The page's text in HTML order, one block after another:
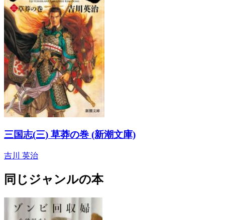
三国志(三) 草莽の巻 (新潮文庫)
吉川 英治
同じジャンルの本